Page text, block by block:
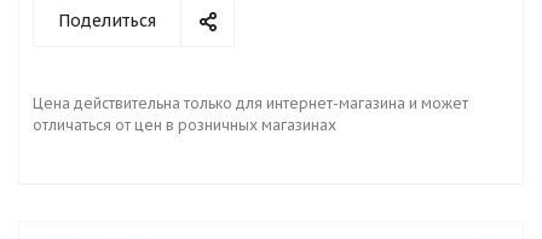
Поделиться
Цена действительна только для интернет-магазина и может
отличаться от цен в розничных магазинах